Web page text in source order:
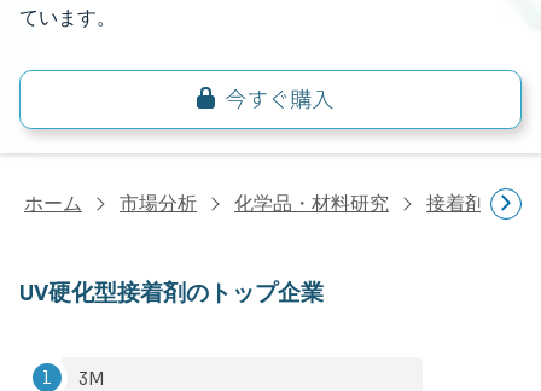
ています。
ホーム 市場分析 化学品・材料研究 接着剤・シ
UV硬化型接着剤のトップ企業
3M